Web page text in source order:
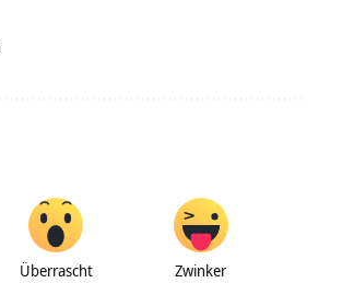
Überrascht Zwinker